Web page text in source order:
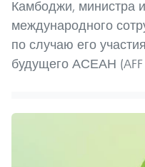
Камбоджи, министра
международного
по случаю его
будущего АСЕАН (AFF